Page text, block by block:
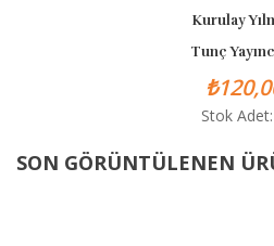
Kurulay
Tunç
Stok
SON GÖRÜNTÜLENEN